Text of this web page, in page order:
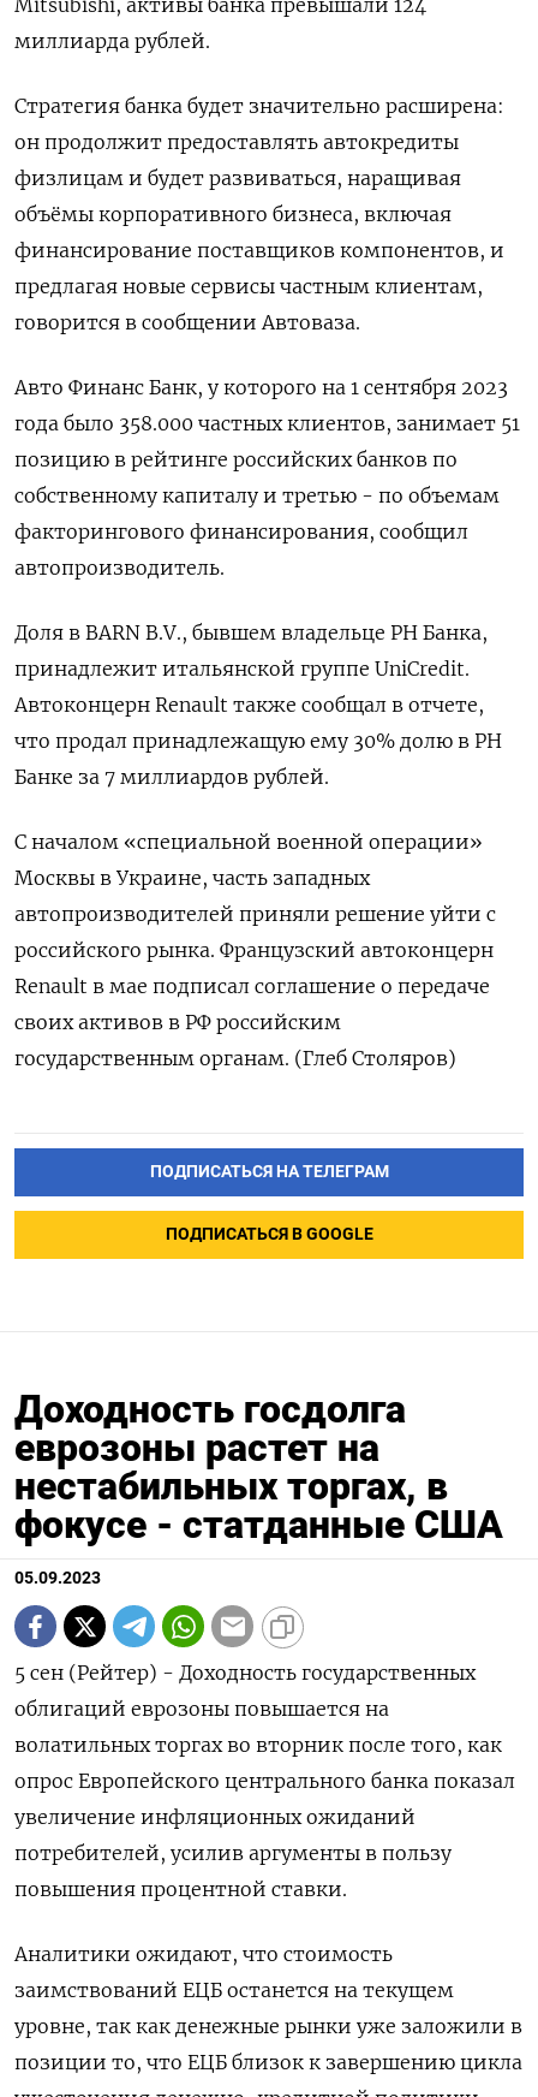
Mitsubishi, активы банка превышали 124
миллиарда рублей.
Стратегия банка будет значительно расширена:
он продолжит предоставлять автокредиты
физлицам и будет развиваться, наращивая
объёмы корпоративного бизнеса, включая
финансирование поставщиков компонентов, и
предлагая новые сервисы частным клиентам,
говорится в сообщении Автоваза.
Авто Финанс Банк, у которого на 1 сентября 2023
года было 358.000 частных клиентов, занимает 51
позицию в рейтинге российских банков по
собственному капиталу и третью - по объемам
факторингового финансирования, сообщил
автопроизводитель.
Доля в BARN B.V., бывшем владельце РН Банка,
принадлежит итальянской группе UniCredit.
Автоконцерн Renault также сообщал в отчете,
что продал принадлежащую ему 30% долю в РН
Банке за 7 миллиардов рублей.
С началом «специальной военной операции»
Москвы в Украине, часть западных
автопроизводителей приняли решение уйти с
российского рынка. Французский автоконцерн
Renault в мае подписал соглашение о передаче
своих активов в РФ российским
государственным органам. (Глеб Столяров)
ПОДПИСАТЬСЯ НА ТЕЛЕГРАМ
ПОДПИСАТЬСЯ В GOOGLE
Доходность госдолга
еврозоны растет на
нестабильных торгах, в
фокусе - статданные США
05.09.2023
5 сен (Рейтер) - Доходность государственных
облигаций еврозоны повышается на
волатильных торгах во вторник после того, как
опрос Европейского центрального банка показал
увеличение инфляционных ожиданий
потребителей, усилив аргументы в пользу
повышения процентной ставки.
Аналитики ожидают, что стоимость
заимствований ЕЦБ останется на текущем
уровне, так как денежные рынки уже заложили в
позиции то, что ЕЦБ близок к завершению цикла